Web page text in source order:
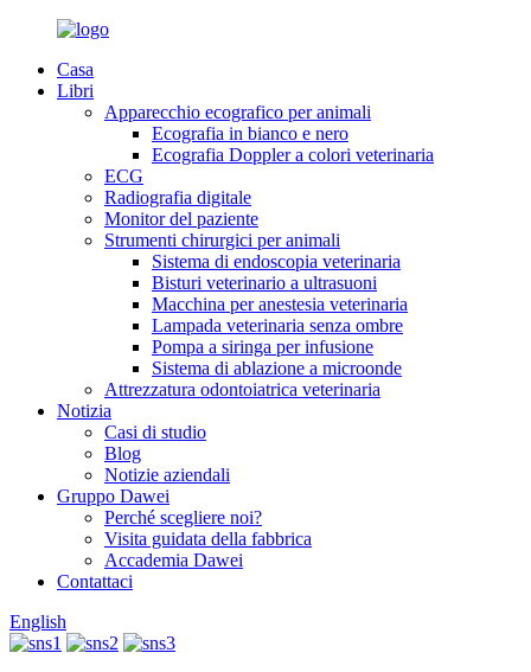
Casa
Libri
Apparecchio ecografico per animali
Ecografia in bianco e nero
Ecografia Doppler a colori veterinaria
ECG
Radiografia digitale
Monitor del paziente
Strumenti chirurgici per animali
Sistema di endoscopia veterinaria
Bisturi veterinario a ultrasuoni
Macchina per anestesia veterinaria
Lampada veterinaria senza ombre
Pompa a siringa per infusione
Sistema di ablazione a microonde
Attrezzatura odontoiatrica veterinaria
Notizia
Casi di studio
Blog
Notizie aziendali
Gruppo Dawei
Perché scegliere noi?
Visita guidata della fabbrica
Accademia Dawei
Contattaci
English